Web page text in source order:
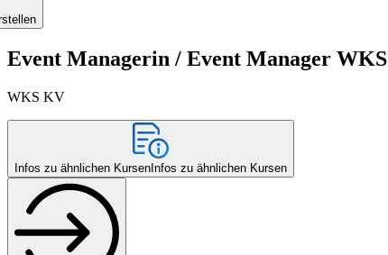
Event Managerin / Event Manager WKS
WKS KV
Infos zu ähnlichen Kursen Infos zu ähnlichen Kursen